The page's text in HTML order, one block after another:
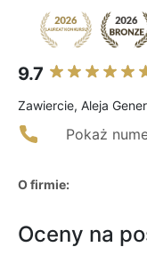
9.7
Zawiercie, Aleja
Pokaż
O firmie:
Oceny na